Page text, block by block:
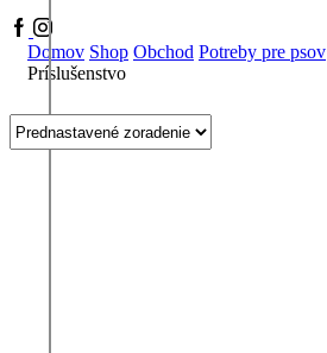
Facebook
Instagram
Domov Shop Obchod Potreby pre psov
Príslušenstvo